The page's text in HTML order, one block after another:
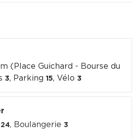
(Place Guichard - Bourse du
3, Parking 15, Vélo 3
24, Boulangerie 3